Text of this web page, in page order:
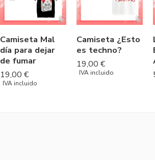
Camiseta Mal
día para dejar
de fumar
19,00 €
IVA incluido
Camiseta ¿Esto
es techno?
19,00 €
IVA incluido